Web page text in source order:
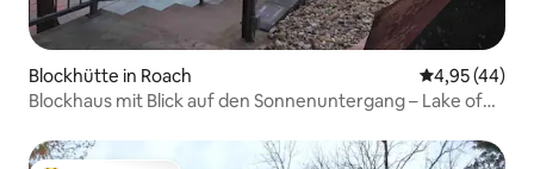
Blockhütte in Roach
4,95 (44)
Blockhaus mit Blick auf den Sonnenuntergang – Lake of